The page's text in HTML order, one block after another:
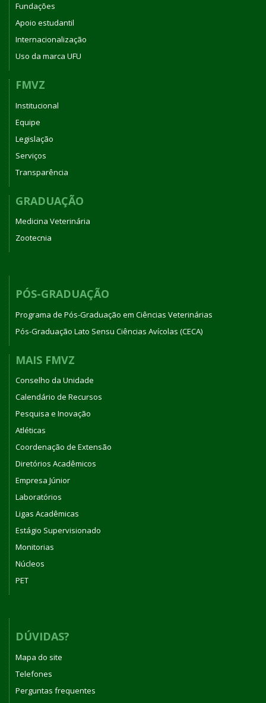
Fundações
Apoio estudantil
Internacionalização
Uso da marca UFU
FMVZ
Institucional
Equipe
Legislação
Serviços
Transparência
GRADUAÇÃO
Medicina Veterinária
Zootecnia
PÓS-GRADUAÇÃO
Programa de Pós-Graduação em Ciências Veterinárias
Pós-Graduação Lato Sensu Ciências Avícolas (CECA)
MAIS FMVZ
Conselho da Unidade
Calendário de Recursos
Pesquisa e Inovação
Atléticas
Coordenação de Extensão
Diretórios Acadêmicos
Empresa Júnior
Laboratórios
Ligas Acadêmicas
Estágio Supervisionado
Monitorias
Núcleos
PET
DÚVIDAS?
Mapa do site
Telefones
Perguntas frequentes